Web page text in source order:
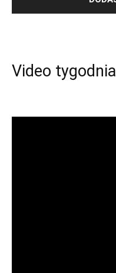
Video tygodnia